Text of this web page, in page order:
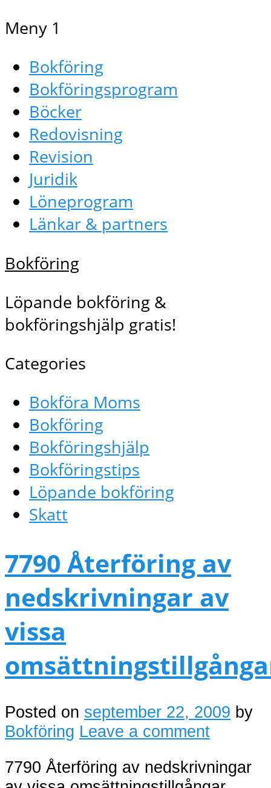
Meny 1
Bokföring
Bokföringsprogram
Böcker
Redovisning
Revision
Juridik
Löneprogram
Länkar & partners
Bokföring
Löpande bokföring &
bokföringshjälp gratis!
Categories
Bokföra Moms
Bokföring
Bokföringshjälp
Bokföringstips
Löpande bokföring
Skatt
7790 Återföring av
nedskrivningar av
vissa
Posted on september 22, 2009 by
Bokföring Leave a comment
7790 Återföring av nedskrivningar